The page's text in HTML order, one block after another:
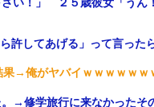
許してあげる」って言った
→俺がヤバイｗｗｗｗｗｗ
→修学旅行に来なかったそ